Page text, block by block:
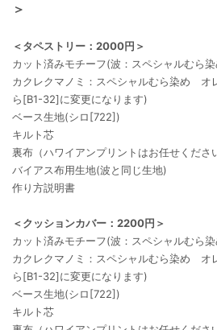
＞
＜タペストリー：2000円＞
カット済みモチーフ(波：スペシャルむら染
カクレクマノミ：スペシャルむら染め
ら[B1-32]に変更になります)
ベース生地(シロ[722])
キルト芯
裏布（ハワイアンプリントはお任せくださ
バイアス布用生地(波と同じ生地)
作り方説明書
＜クッションカバー：2200円＞
カット済みモチーフ(波：スペシャルむら染
カクレクマノミ：スペシャルむら染め
ら[B1-32]に変更になります)
ベース生地(シロ[722])
キルト芯